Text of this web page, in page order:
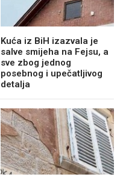
Kuća iz BiH izazvala je
salve smijeha na Fejsu, a
sve zbog jednog
posebnog i upečatljivog
detalja